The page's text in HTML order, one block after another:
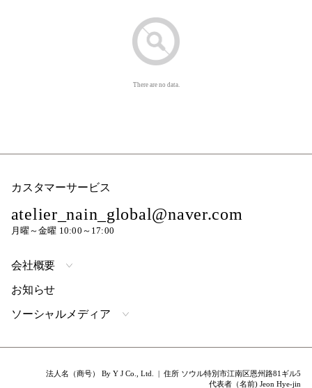
There are no data.
カスタマーサービス
atelier_nain_global@naver.com
月曜～金曜 10:00～17:00
会社概要
お知らせ
ソーシャルメディア
法人名（商号） By Y J Co., Ltd. | 住所 ソウル特別市江南区恩州路81ギル5
代表者（名前) Jeon Hye-jin